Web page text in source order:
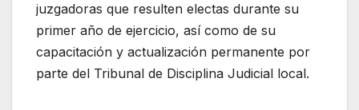
juzgadoras que resulten electas durante su
primer año de ejercicio, así como de su
capacitación y actualización permanente por
parte del Tribunal de Disciplina Judicial local.